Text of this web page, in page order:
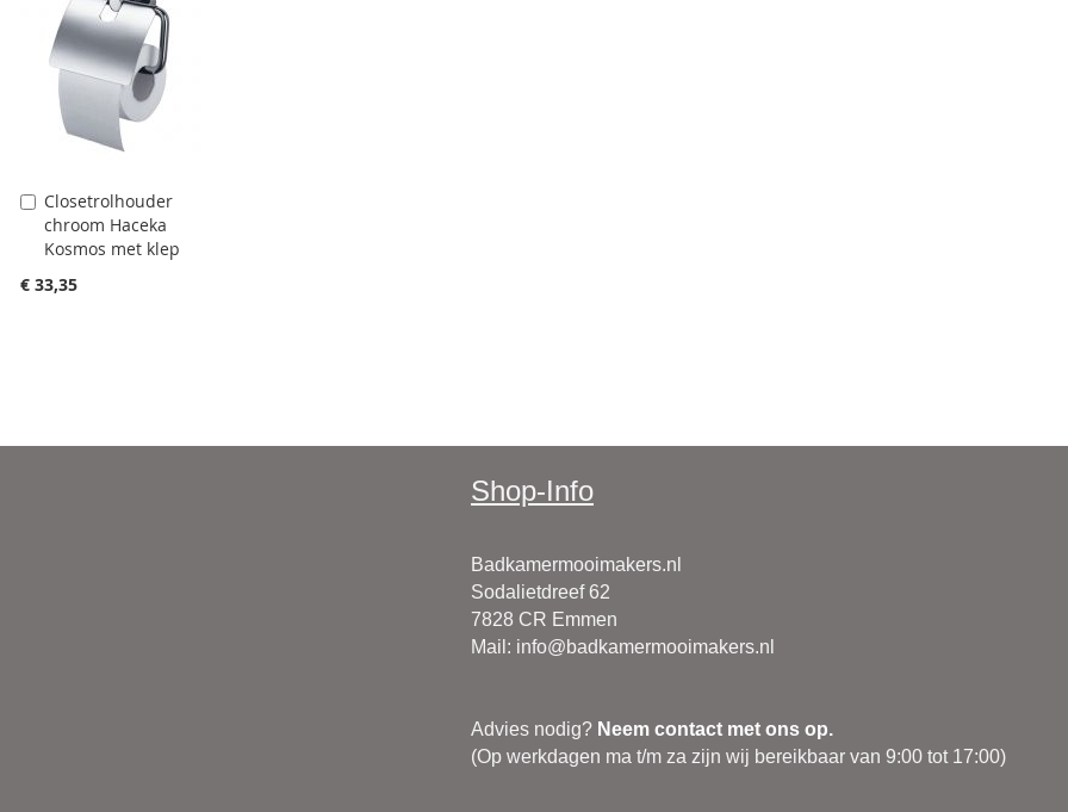
Closetrolhouder
chroom Haceka
Kosmos met klep
€ 33,35
Aan
winkelwagen
toevoegen
Shop-Info
Badkamermooimakers.nl
Sodalietdreef 62
7828 CR Emmen
Mail : info@badkamermooimakers.nl
Advies nodig? Neem contact met ons op.
(Op werkdagen ma t/m za zijn wij bereikbaar van 9:00 tot 17:00)